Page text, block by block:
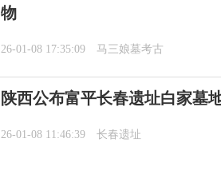
物
26-01-08 17:35:09 马三娘墓考古
陕西公布富平长春遗址白家墓
26-01-08 11:46:39 长春遗址